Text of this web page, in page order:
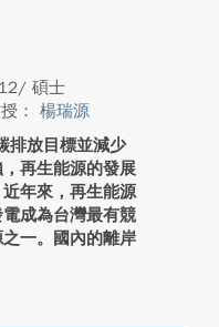
碩士
： 楊瑞源
排放目標並減少
再生能源的發展
年來，再生能源
成為台灣最有競
一。國內的離岸